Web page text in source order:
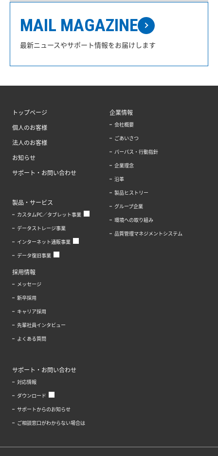
MAIL MAGAZINE
最新ニュースやサポート情報をお届けします
トップページ
個人のお客様
法人のお客様
お知らせ
サポート・お問い合わせ
製品・サービス
カスタムPC／タブレット事業
データストレージ事業
インターネット通販事業
データ復旧事業
企業情報
会社概要
ごあいさつ
パーパス・行動指針
企業理念
沿革
製品ヒストリー
グループ企業
環境への取り組み
品質管理マネジメントシステム
採用情報
メッセージ
新卒採用
キャリア採用
先輩社員インタビュー
よくある質問
サポート・お問い合わせ
対応情報
ダウンロード
サポートからのお知らせ
ご相談窓口がわからない場合は